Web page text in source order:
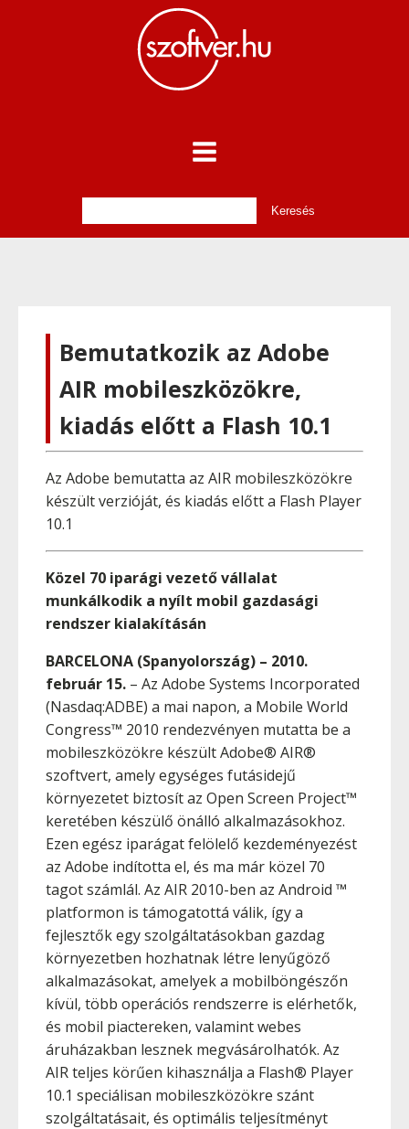
Bemutatkozik az Adobe
AIR mobileszközökre,
kiadás előtt a Flash 10.1
Az Adobe bemutatta az AIR mobileszközökre
készült verzióját, és kiadás előtt a Flash Player
10.1
Közel 70 iparági vezető vállalat
munkálkodik a nyílt mobil gazdasági
rendszer kialakításán
BARCELONA (Spanyolország) – 2010.
február 15. – Az Adobe Systems Incorporated
(Nasdaq:ADBE) a mai napon, a Mobile World
Congress™ 2010 rendezvényen mutatta be a
mobileszközökre készült Adobe® AIR®
szoftvert, amely egységes futásidejű
környezetet biztosít az Open Screen Project™
keretében készülő önálló alkalmazásokhoz.
Ezen egész iparágat felölelő kezdeményezést
az Adobe indította el, és ma már közel 70
tagot számlál. Az AIR 2010-ben az Android ™
platformon is támogatottá válik, így a
fejlesztők egy szolgáltatásokban gazdag
környezetben hozhatnak létre lenyűgöző
alkalmazásokat, amelyek a mobilböngészőn
kívül, több operációs rendszerre is elérhetők,
és mobil piactereken, valamint webes
áruházakban lesznek megvásárolhatók. Az
AIR teljes körűen kihasználja a Flash® Player
10.1 speciálisan mobileszközökre szánt
szolgáltatásait, és optimális teljesítményt